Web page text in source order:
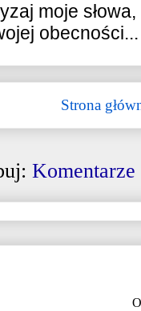
moje
obecności...
Strona